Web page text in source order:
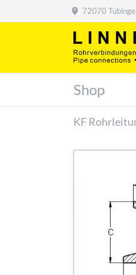
72070
Shop
KF